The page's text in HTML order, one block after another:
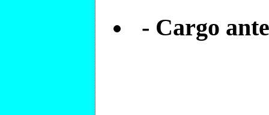
- Cargo